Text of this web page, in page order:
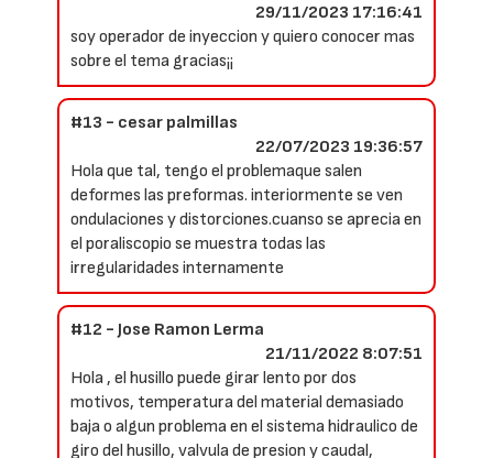
29/11/2023 17:16:41
soy operador de inyeccion y quiero conocer mas
sobre el tema gracias¡¡
#13 - cesar palmillas
22/07/2023 19:36:57
Hola que tal, tengo el problemaque salen
deformes las preformas. interiormente se ven
ondulaciones y distorciones.cuanso se aprecia en
el poraliscopio se muestra todas las
irregularidades internamente
#12 - Jose Ramon Lerma
21/11/2022 8:07:51
Hola , el husillo puede girar lento por dos
motivos, temperatura del material demasiado
baja o algun problema en el sistema hidraulico de
giro del husillo, valvula de presion y caudal,